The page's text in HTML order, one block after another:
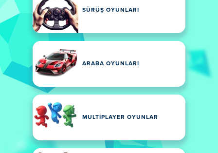
SÜRÜŞ OYUNLARI
ARABA OYUNLARI
MULTIPLAYER OYUNLAR